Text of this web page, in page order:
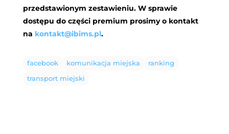
przedstawionym zestawieniu. W sprawie
dostępu do części premium prosimy o kontakt
na kontakt@ibims.pl.
facebook komunikacja miejska
ranking
transport miejski